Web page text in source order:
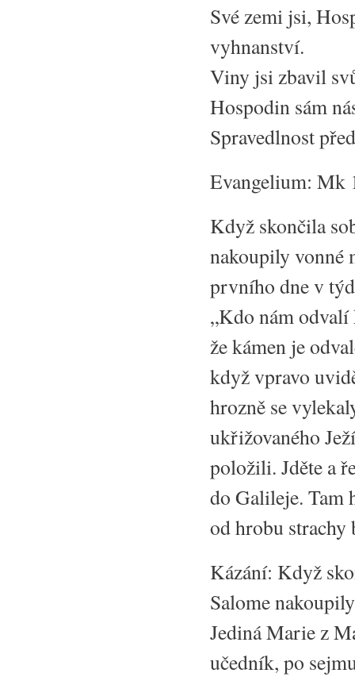
Své zemi jsi,
vyhnanství.
Viny jsi zbavil
Hospodin sám
Spravedlnost
Evangelium: Mk
Když skončila
nakoupily vonné
prvního dne v
„Kdo nám
že kámen je
když vpravo
hrozně se
ukřižovaného
položili. Jděte a
do Galileje. Tam
od hrobu strachy
Kázání: Když
Salome
Jediná Marie z
učedník, po